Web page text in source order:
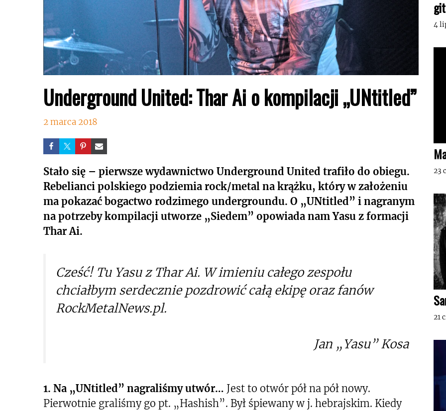
Underground United: Thar Ai o kompilacji „UNtitled”
2 marca 2018
Stało się – pierwsze wydawnictwo Underground United trafiło do obiegu.
Rebelianci polskiego podziemia rock/metal na krążku, który w założeniu
ma pokazać bogactwo rodzimego undergroundu. O „UNtitled” i nagranym
na potrzeby kompilacji utworze „Siedem” opowiada nam Yasu z formacji
Thar Ai.
Cześć! Tu Yasu z Thar Ai. W imieniu całego zespołu
chciałbym serdecznie pozdrowić całą ekipę oraz fanów
RockMetalNews.pl.
Jan „Yasu” Kosa
1. Na „UNtitled” nagraliśmy utwór… Jest to otwór pół na pół nowy.
Pierwotnie graliśmy go pt. „Hashish”. Był śpiewany w j. hebrajskim. Kiedy
4
23
21